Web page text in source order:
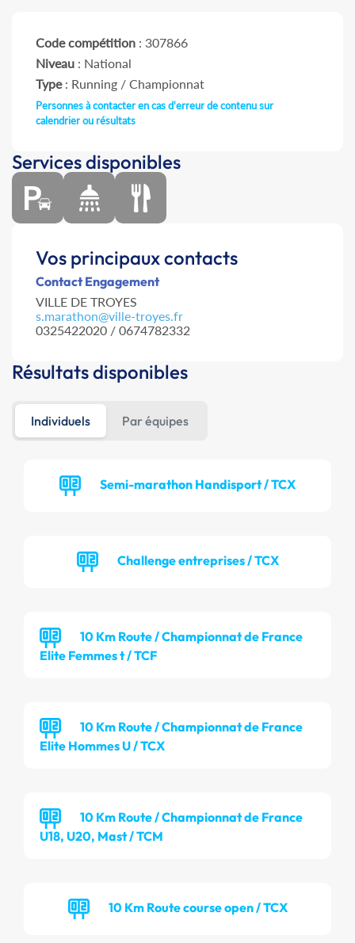
Code compétition : 307866
Niveau : National
Type: Running / Championnat
Personnes à contacter en cas d'erreur de contenu sur
calendrier ou résultats
Services disponibles
Vos principaux contacts
Contact Engagement
VILLE DE TROYES
s.marathon@ville-troyes.fr
0325422020 / 0674782332
Résultats disponibles
Individuels Par équipes
Semi-marathon Handisport / TCX
Challenge entreprises / TCX
10 Km Route / Championnat de France
Elite Femmes t / TCF
10 Km Route / Championnat de France
Elite Hommes U / TCX
10 Km Route / Championnat de France
U18, U20, Mast / TCM
10 Km Route course open / TCX